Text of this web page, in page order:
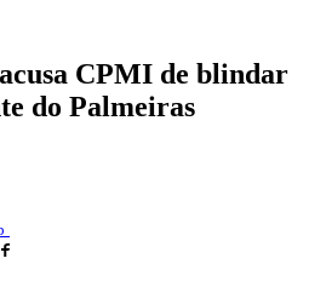
CPMI de blindar
do Palmeiras